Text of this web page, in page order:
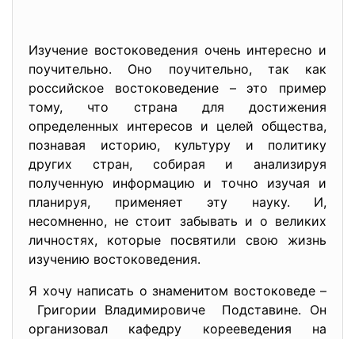
Изучение востоковедения очень интересно и
поучительно. Оно поучительно, так как
российское востоковедение – это пример
тому, что страна для достижения
определенных интересов и целей общества,
познавая историю, культуру и политику
других стран, собирая и анализируя
полученную информацию и точно изучая и
планируя, применяет эту науку. И,
несомненно, не стоит забывать и о великих
личностях, которые посвятили свою жизнь
изучению востоковедения.
Я хочу написать о знаменитом востоковеде –
Григории Владимировиче Подставине. Он
организовал кафедру корееведения на